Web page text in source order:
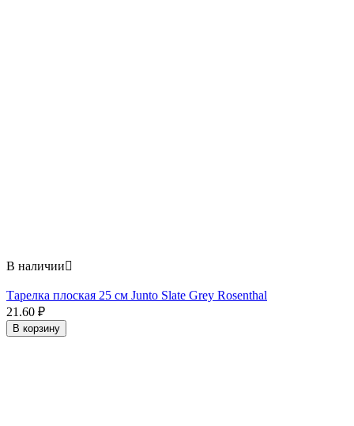
В наличии
Тарелка плоская 25 см Junto Slate Grey Rosenthal
21.60 ₽
В корзину